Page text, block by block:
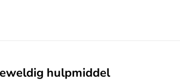
hulpmiddel